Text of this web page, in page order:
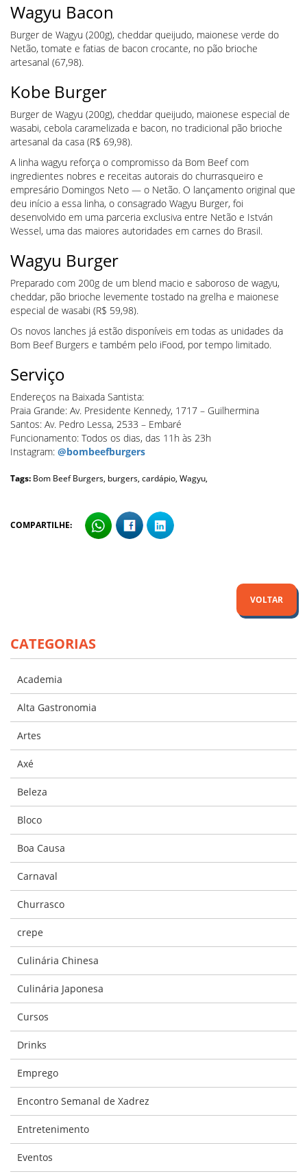
Wagyu Bacon
Burger de Wagyu (200g), cheddar queijudo, maionese verde do
Netão, tomate e fatias de bacon crocante, no pão brioche
artesanal (67,98).
Kobe Burger
Burger de Wagyu (200g), cheddar queijudo, maionese especial de
wasabi, cebola caramelizada e bacon, no tradicional pão brioche
artesanal da casa (R$ 69,98).
A linha wagyu reforça o compromisso da Bom Beef com
ingredientes nobres e receitas autorais do churrasqueiro e
empresário Domingos Neto — o Netão. O lançamento original que
deu início a essa linha, o consagrado Wagyu Burger, foi
desenvolvido em uma parceria exclusiva entre Netão e István
Wessel, uma das maiores autoridades em carnes do Brasil.
Wagyu Burger
Preparado com 200g de um blend macio e saboroso de wagyu,
cheddar, pão brioche levemente tostado na grelha e maionese
especial de wasabi (R$ 59,98).
Os novos lanches já estão disponíveis em todas as unidades da
Bom Beef Burgers e também pelo iFood, por tempo limitado.
Serviço
Endereços na Baixada Santista:
Praia Grande: Av. Presidente Kennedy, 1717 – Guilhermina
Santos: Av. Pedro Lessa, 2533 – Embaré
Funcionamento: Todos os dias, das 11h às 23h
Instagram: @bombeefburgers
Tags: Bom Beef Burgers, burgers, cardápio, Wagyu,
COMPARTILHE:
VOLTAR
CATEGORIAS
Academia
Alta Gastronomia
Artes
Axé
Beleza
Bloco
Boa Causa
Carnaval
Churrasco
crepe
Culinária Chinesa
Culinária Japonesa
Cursos
Drinks
Emprego
Encontro Semanal de Xadrez
Entretenimento
Eventos